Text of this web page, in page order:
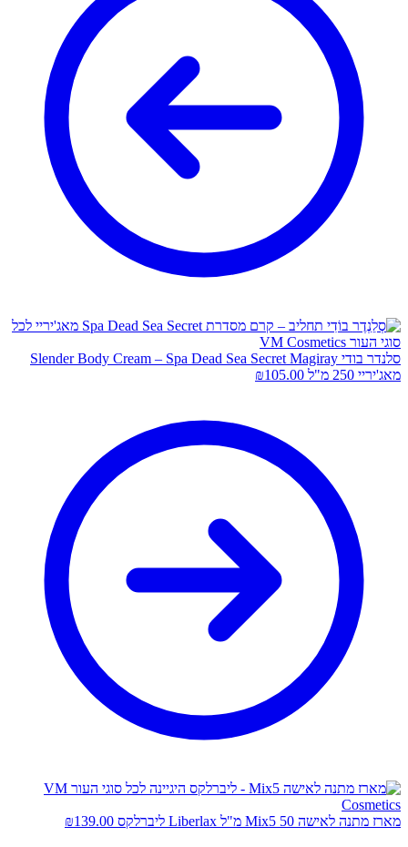
סלנדר בודי Slender Body Cream – Spa Dead Sea Secret Magiray
מאג'יריי 250 מ"ל
₪105.00
מארז מתנה לאישה Mix5 50 מ"ל Liberlax ליברלקס ₪139.00